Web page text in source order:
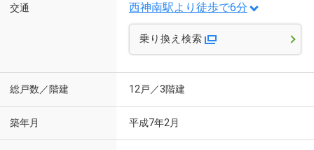
交通 西神南駅より徒歩で6分
乗り換え検索
総戸数／階建 12戸／3階建
築年月 平成7年2月